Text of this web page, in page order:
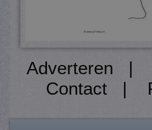
Adverteren |
Contact|